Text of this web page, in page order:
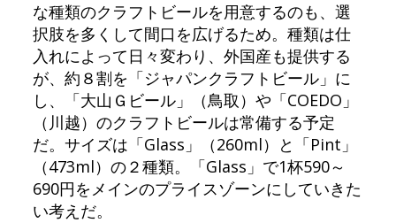
な種類のクラフトビールを用意するのも、選
択肢を多くして間口を広げるため。種類は仕
入れによって日々変わり、外国産も提供する
が、約８割を「ジャパンクラフトビール」に
し、「大山Ｇビール」（鳥取）や「COEDO」
（川越）のクラフトビールは常備する予定
だ。サイズは「Glass」（260ml）と「Pint」
（473ml）の２種類。「Glass」で1杯590～
690円をメインのプライスゾーンにしていきた
い考えだ。